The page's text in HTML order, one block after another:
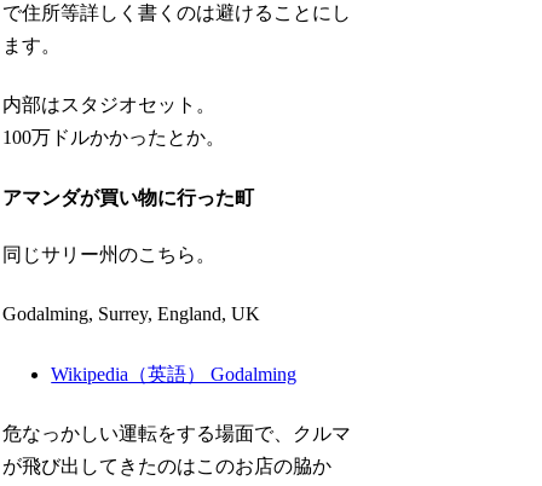
で住所等詳しく書くのは避けることにし
ます。
内部はスタジオセット。
100万ドルかかったとか。
アマンダが買い物に行った町
同じサリー州のこちら。
Godalming, Surrey, England, UK
Wikipedia（英語） Godalming
危なっかしい運転をする場面で、クルマ
が飛び出してきたのはこのお店の脇か